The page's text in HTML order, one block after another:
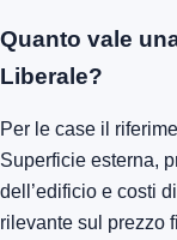
Quanto vale
Liberale?
Per le case il
Superficie esterna,
dell’edificio e costi
rilevante sul prezzo